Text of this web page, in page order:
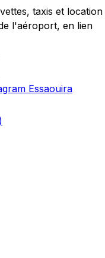
taxis et location
l'aéroport, en lien
Essaouira